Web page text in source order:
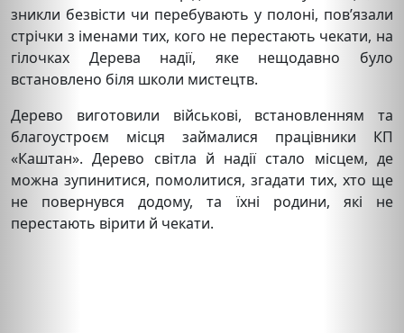
зникли безвісти чи перебувають у полоні, пов’язали
стрічки з іменами тих, кого не перестають чекати, на
гілочках Дерева надії, яке нещодавно було
встановлено біля школи мистецтв.
Дерево виготовили військові, встановленням та
благоустроєм місця займалися працівники КП
«Каштан». Дерево світла й надії стало місцем, де
можна зупинитися, помолитися, згадати тих, хто ще
не повернувся додому, та їхні родини, які не
перестають вірити й чекати.